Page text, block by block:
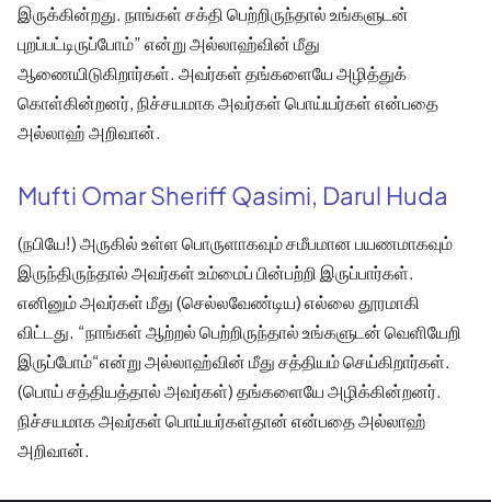
இருக்கின்றது. நாங்கள் சக்தி பெற்றிருந்தால் உங்களுடன்
புறப்பட்டிருப்போம்” என்று அல்லாஹ்வின் மீது
ஆணையிடுகிறார்கள். அவர்கள் தங்களையே அழித்துக்
கொள்கின்றனர், நிச்சயமாக அவர்கள் பொய்யர்கள் என்பதை
அல்லாஹ் அறிவான்.
Mufti Omar Sheriff Qasimi, Darul Huda
(நபியே!) அருகில் உள்ள பொருளாகவும் சமீபமான பயணமாகவும்
இருந்திருந்தால் அவர்கள் உம்மைப் பின்பற்றி இருப்பார்கள்.
எனினும் அவர்கள் மீது (செல்லவேண்டிய) எல்லை தூரமாகி
விட்டது. “நாங்கள் ஆற்றல் பெற்றிருந்தால் உங்களுடன் வெளியேறி
இருப்போம்“என்று அல்லாஹ்வின் மீது சத்தியம் செய்கிறார்கள்.
(பொய் சத்தியத்தால் அவர்கள்) தங்களையே அழிக்கின்றனர்.
நிச்சயமாக அவர்கள் பொய்யர்கள்தான் என்பதை அல்லாஹ்
அறிவான்.